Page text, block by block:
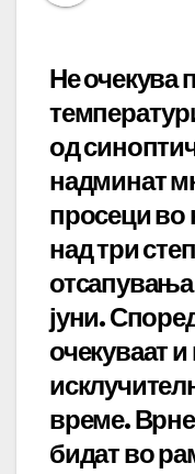
Не очекува
од
надминат
просеци во
над три
отсапувања
јуни.
очекуваат
време.
бидат во